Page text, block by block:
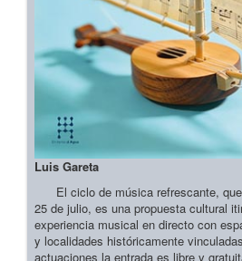
Luis Gareta
El ciclo de música refrescante, que
25 de julio, es una propuesta cultural
experiencia musical en directo con
y localidades históricamente
actuaciones la entrada es libre y